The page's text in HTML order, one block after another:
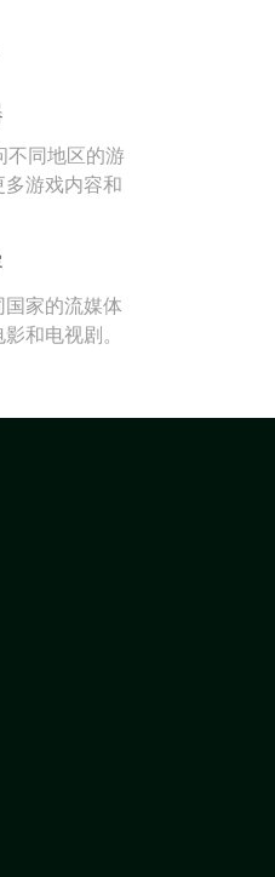
不同地区的游
游戏内容和
家的流媒体
和电视剧。